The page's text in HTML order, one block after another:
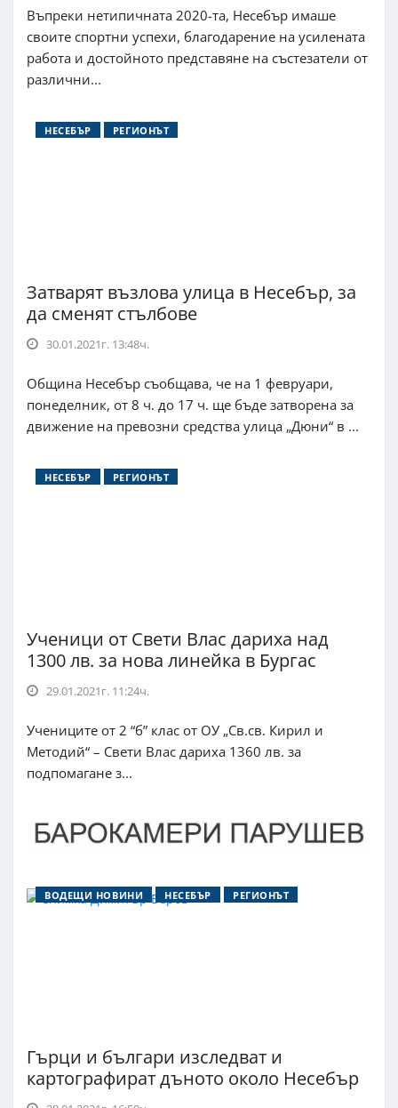
Въпреки нетипичната 2020-та, Несебър имаше
своите спортни успехи, благодарение на усилената
работа и достойното представяне на състезатели от
различни...
НЕСЕБЪР РЕГИОНЪТ
Затварят възлова улица в Несебър, за
да сменят стълбове
30.01.2021г. 13:48ч.
Община Несебър съобщава, че на 1 февруари,
понеделник, от 8 ч. до 17 ч. ще бъде затворена за
движение на превозни средства улица „Дюни“ в ...
НЕСЕБЪР РЕГИОНЪТ
Ученици от Свети Влас дариха над
1300 лв. за нова линейка в Бургас
29.01.2021г. 11:24ч.
Учениците от 2 “б” клас от ОУ „Св.св. Кирил и
Методий“ – Свети Влас дариха 1360 лв. за
подпомагане з...
ВОДЕЩИ НОВИНИ НЕСЕБЪР РЕГИОНЪТ
Гърци и българи изследват и
картографират дъното около Несебър